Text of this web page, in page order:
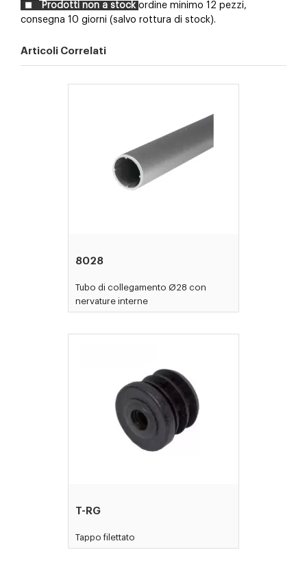
Prodotti non a stock ordine minimo 12 pezzi,
consegna 10 giorni (salvo rottura di stock).
Articoli Correlati
8028
Tubo di collegamento Ø28 con
nervature interne
T-RG
Tappo filettato